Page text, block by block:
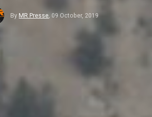
By MR Presse, 09 October, 2019